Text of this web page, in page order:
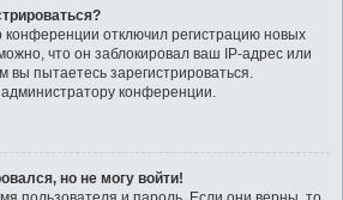
отключил регистрацию новых
что он заблокировал ваш IP-адрес или
вы пытаетесь зарегистрироваться.
конференции.
но не могу войти!